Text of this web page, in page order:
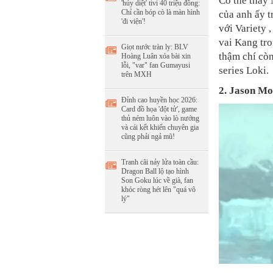
'hủy diệt' tivi 40 triệu đồng:
Chỉ cần bóp cò là màn hình
'đi viện'!
Giọt nước tràn ly: BLV
Hoàng Luân xóa bài xin
lỗi, "var" fan Gumayusi
trên MXH
Đỉnh cao huyền học 2026:
Card đồ họa 'đột tử', game
thủ ném luôn vào lò nướng
và cái kết khiến chuyên gia
cũng phải ngả mũ!
Tranh cãi nảy lửa toàn cầu:
Dragon Ball lộ tạo hình
Son Goku lúc về già, fan
khóc ròng hét lên "quá vô
lý"
của anh ấy
với Variety ,
vai Kang
thậm chí
series Loki.
2. Jason